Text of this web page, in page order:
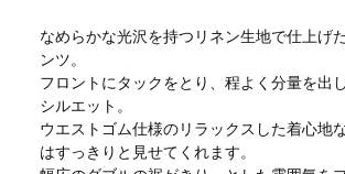
なめらかな光沢を持つリネン生地で仕上げ
ンツ。
フロントにタックをとり、程よく分量を出
シルエット。
ウエストゴム仕様のリラックスした着心地
はすっきりと見せてくれます。